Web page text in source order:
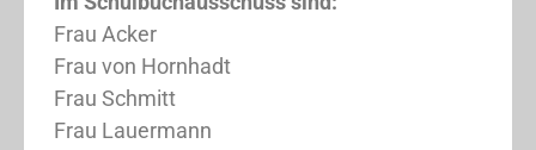
Frau Acker
Frau von Hornhadt
Frau Schmitt
Frau Lauermann